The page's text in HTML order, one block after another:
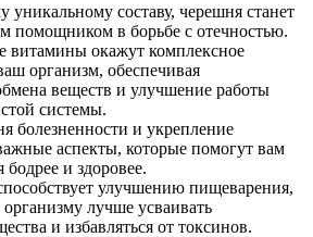
уникальному составу, черешня станет
помощником в борьбе с отечностью.
витамины окажут комплексное
организм, обеспечивая
веществ и улучшение работы
системы.
болезненности и укрепление
аспекты, которые помогут вам
бодрее и здоровее.
улучшению пищеварения,
лучше усваивать
и избавляться от токсинов.